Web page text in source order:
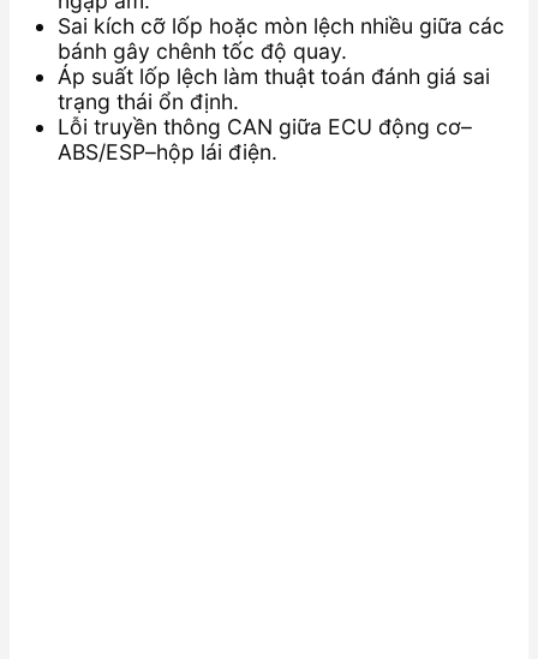
Sai kích cỡ lốp hoặc mòn lệch nhiều giữa các
bánh gây chênh tốc độ quay.
Áp suất lốp lệch làm thuật toán đánh giá sai
trạng thái ổn định.
Lỗi truyền thông CAN giữa ECU động cơ–
ABS/ESP–hộp lái điện.